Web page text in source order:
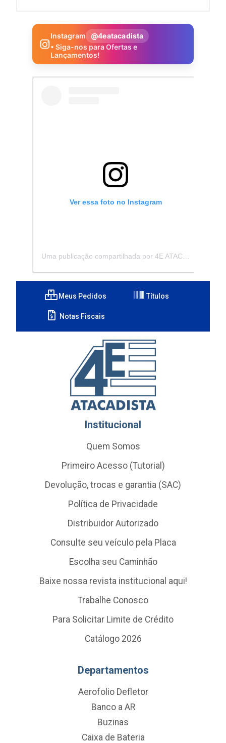
Instagram
@4eatacadista
• Siga-nos para Ofertas e
Lançamentos!
Ver essa foto no Instagram
Meus Pedidos Títulos
Notas Fiscais
Institucional
Quem Somos
Primeiro Acesso (Tutorial)
Devolução, trocas e garantia (SAC)
Política de Privacidade
Distribuidor Autorizado
Consulte seu veículo pela Placa
Escolha seu Caminhão
Baixe nossa revista institucional aqui!
Trabalhe Conosco
Para Solicitar Limite de Crédito
Catálogo 2026
Departamentos
Aerofolio Defletor
Banco a AR
Buzinas
Caixa de Bateria